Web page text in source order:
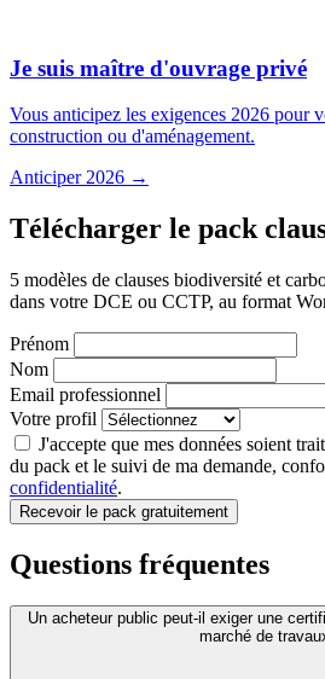
Je suis maître d'ouvrage privé
Vous anticipez les exigences 2026 pour
construction ou d'aménagement.
Anticiper 2026 →
Télécharger le pack
5 modèles de clauses biodiversité et
dans votre DCE ou CCTP, au format
Prénom
Nom
Email professionnel
Votre profil
J'accepte que mes données soient
du pack et le suivi de ma demande,
confidentialité.
Recevoir le pack gratuitement
Questions fréquentes
Un acheteur public peut-il exiger une
marché de